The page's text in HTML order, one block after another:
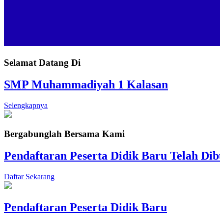
Selamat Datang Di
SMP Muhammadiyah 1 Kalasan
Selengkapnya
Bergabunglah Bersama Kami
Pendaftaran Peserta Didik Baru Telah
Daftar Sekarang
Pendaftaran Peserta Didik Baru